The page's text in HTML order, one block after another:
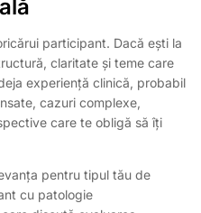
participant. Dacă ești la
claritate și teme care
experiență clinică, probabil
cazuri complexe,
care te obligă să îți
pentru tipul tău de
cu patologie